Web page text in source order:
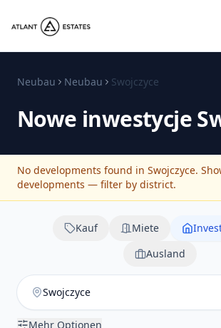
Neubau Neubau Swojczyce
Nowe inwestycje
No developments found in Swojczyce.
developments — filter by district.
Kauf Miete
Ausland
Mehr Optionen